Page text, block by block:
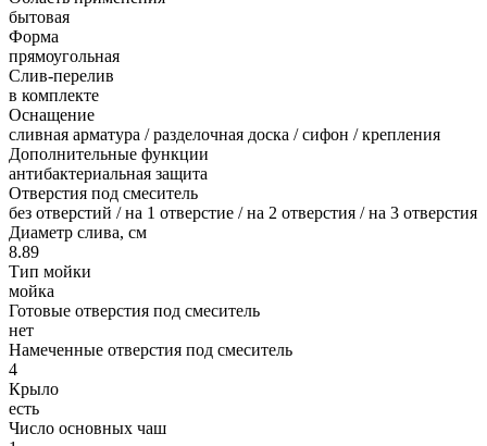
бытовая
Форма
прямоугольная
Слив-перелив
в комплекте
Оснащение
сливная арматура / разделочная доска / сифон / крепления
Дополнительные функции
антибактериальная защита
Отверстия под смеситель
без отверстий / на 1 отверстие / на 2 отверстия / на 3 отверстия
Диаметр слива, см
8.89
Тип мойки
мойка
Готовые отверстия под смеситель
нет
Намеченные отверстия под смеситель
4
Крыло
есть
Число основных чаш